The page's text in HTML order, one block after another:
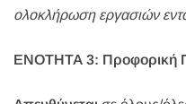
ολοκλήρωση εργασιών
ΕΝΟΤΗΤΑ 3: Προφορική